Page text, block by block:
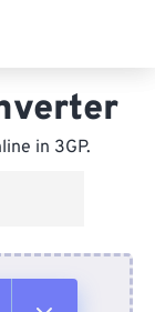
in 3GP.